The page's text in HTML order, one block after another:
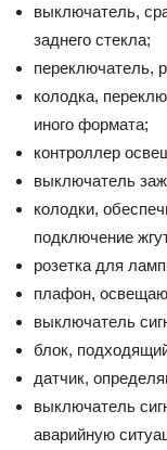
выключатель,
заднего стекла;
переключатель,
колодка,
иного формата;
контроллер
выключатель
колодки,
подключение
розетка для
плафон,
выключатель
блок,
датчик,
выключатель
аварийную